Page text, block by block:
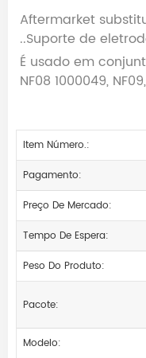
Aftermarket
..Suporte de
É usado em
NF08 1000049, NF09,
Item Número.:
Pagamento:
Preço De Mercado:
Tempo De Espera:
Peso Do Produto:
Pacote:
Modelo: